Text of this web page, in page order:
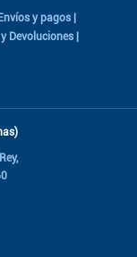
y pagos |
Devoluciones |